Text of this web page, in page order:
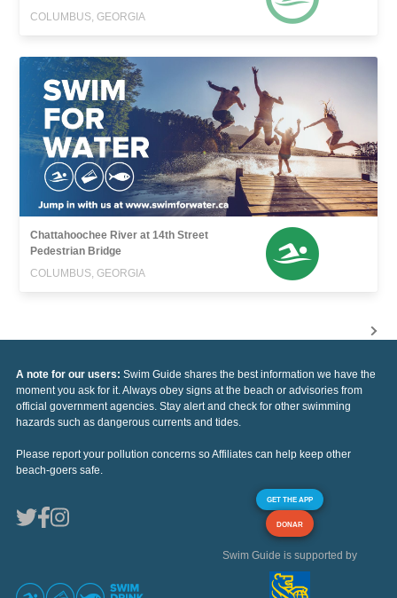
COLUMBUS, GEORGIA
Chattahoochee River at 14th Street
Pedestrian Bridge
COLUMBUS, GEORGIA
A note for our users: Swim Guide shares the best information we have the
moment you ask for it. Always obey signs at the beach or advisories from
official government agencies. Stay alert and check for other swimming
hazards such as dangerous currents and tides.
Please report your pollution concerns so Affiliates can help keep other
beach-goers safe.
GET THE APP
DONAR
Swim Guide is supported by